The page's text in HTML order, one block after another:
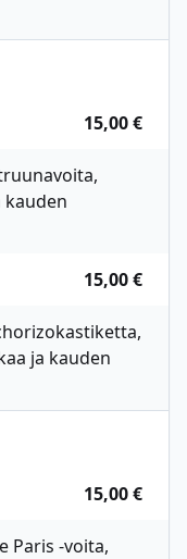
15,00 €
15,00 €
ja kauden
15,00 €
Paris -voita,